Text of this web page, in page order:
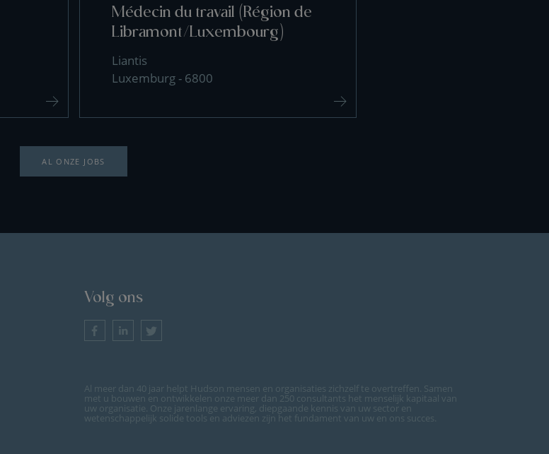
Médecin du travail (Région de
Libramont/Luxembourg)
Liantis
Luxemburg - 6800
AL ONZE JOBS
Volg ons
Al meer dan 40 jaar helpt Hudson mensen en organisaties zichzelf te overtreffen. Samen
met u bouwen en ontwikkelen onze meer dan 250 consultants het menselijk kapitaal van
uw organisatie. Onze jarenlange ervaring, diepgaande kennis van uw sector en
wetenschappelijk solide tools en adviezen zijn het fundament van uw en ons succes.